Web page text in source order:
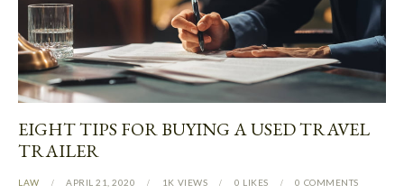
EIGHT TIPS FOR BUYING A USED TRAVEL
TRAILER
LAW APRIL 21, 2020 1K VIEWS 0 LIKES 0 COMMENTS